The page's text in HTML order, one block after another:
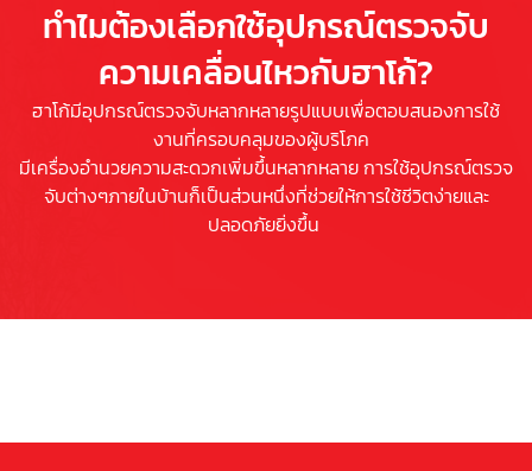
ทำไมต้องเลือกใช้อุปกรณ์ตรวจจับ
ความเคลื่อนไหวกับฮาโก้?
ฮาโก้มีอุปกรณ์ตรวจจับหลากหลายรูปแบบเพื่อตอบสนองการใช้
งานที่ครอบคลุมของผู้บริโภค
มีเครื่องอำนวยความสะดวกเพิ่มขึ้นหลากหลาย การใช้อุปกรณ์ตรวจ
จับต่างๆภายในบ้านก็เป็นส่วนหนึ่งที่ช่วยให้การใช้ชีวิตง่ายและ
ปลอดภัยยิ่งขึ้น